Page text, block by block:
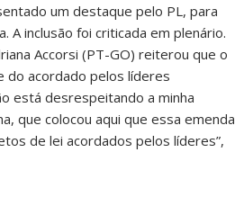
um destaque pelo PL, para
A inclusão foi criticada em plenário.
Accorsi (PT-GO) reiterou que o
do acordado pelos líderes
está desrespeitando a minha
que colocou aqui que essa emenda
de lei acordados pelos líderes”,